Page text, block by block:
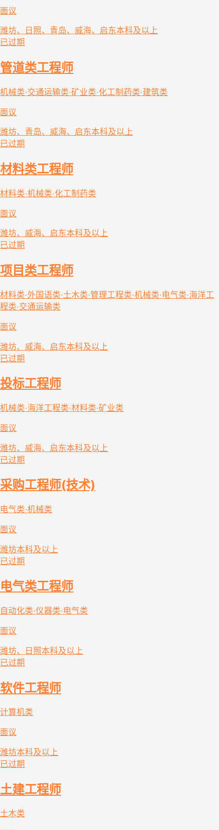
面议
潍坊、日照、青岛、威海、启东本科及以上
已过期
管道类工程师
机械类·交通运输类·矿业类·化工制药类·建筑类
面议
潍坊、青岛、威海、启东本科及以上
已过期
材料类工程师
材料类·机械类·化工制药类
面议
潍坊、威海、启东本科及以上
已过期
项目类工程师
材料类·外国语类·土木类·管理工程类·机械类·电气类·海洋工
程类·交通运输类
面议
潍坊、威海、启东本科及以上
已过期
投标工程师
机械类·海洋工程类·材料类·矿业类
面议
潍坊、威海、启东本科及以上
已过期
采购工程师(技术)
电气类·机械类
面议
潍坊本科及以上
已过期
电气类工程师
自动化类·仪器类·电气类
面议
潍坊、日照本科及以上
已过期
软件工程师
计算机类
面议
潍坊本科及以上
已过期
土建工程师
土木类